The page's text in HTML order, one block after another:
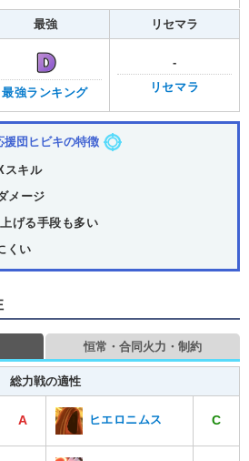
最強 リセマラ
最強ランキング
-
リセマラ
援団ヒビキの特徴
スキル
メージ
げる手段も多い
くい
恒常・合同火力・制約
総力戦の適性
A ヒエロニムス C